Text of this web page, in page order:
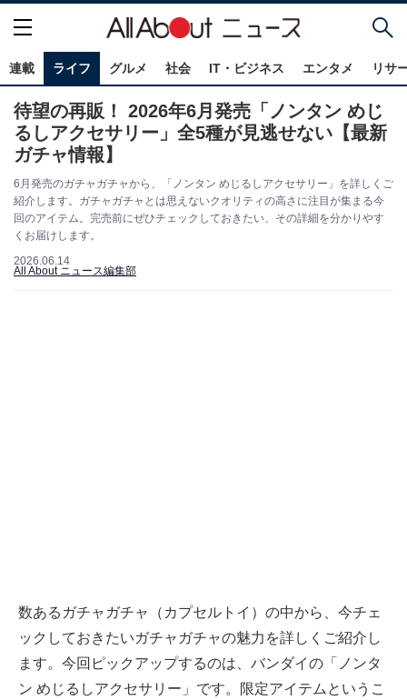
連載 ライフ グルメ 社会 IT・ビジネス エンタメ リサ
待望の再販！ 2026年6月発売「ノンタン めじ
るしアクセサリー」全5種が見逃せない【最新
ガチャ情報】
6月発売のガチャガチャから、「ノンタン めじるしアクセサリー」を詳しくご
紹介します。ガチャガチャとは思えないクオリティの高さに注目が集まる今
回のアイテム。完売前にぜひチェックしておきたい、その詳細を分かりやす
くお届けします。
2026.06.14
All About ニュース編集部
数あるガチャガチャ（カプセルトイ）の中から、今チェ
ックしておきたいガチャガチャの魅力を詳しくご紹介し
ます。今回ピックアップするのは、バンダイの「ノンタ
ン めじるしアクセサリー」です。限定アイテムというこ